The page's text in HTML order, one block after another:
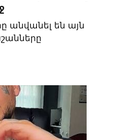
անվանել են այն